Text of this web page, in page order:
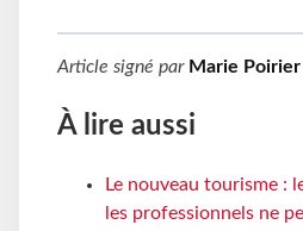
Article signé par Marie Poirier
À lire aussi
Le nouveau tourisme :
les professionnels ne